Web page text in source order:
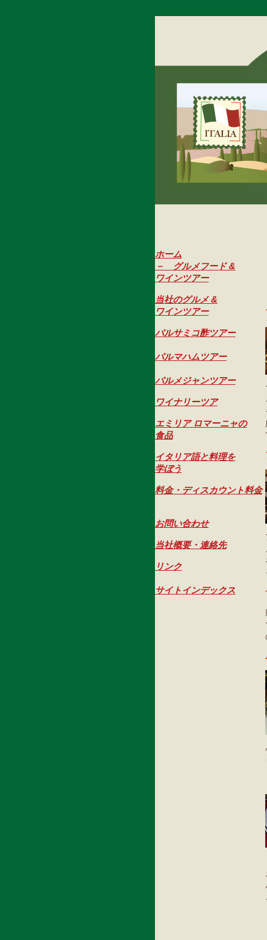
ホーム
－ グルメフード &
ワインツアー
当社のグルメ &
ワインツアー
バルサミコ酢ツアー
パルマハムツアー
パルメジャンツアー
ワイナリーツア
エミリア ロマーニャの
食品
イタリア語と料理を
学ぼう
料金・ディスカウント料金
お問い合わせ
当社概要・連絡先
リンク
サイトインデックス